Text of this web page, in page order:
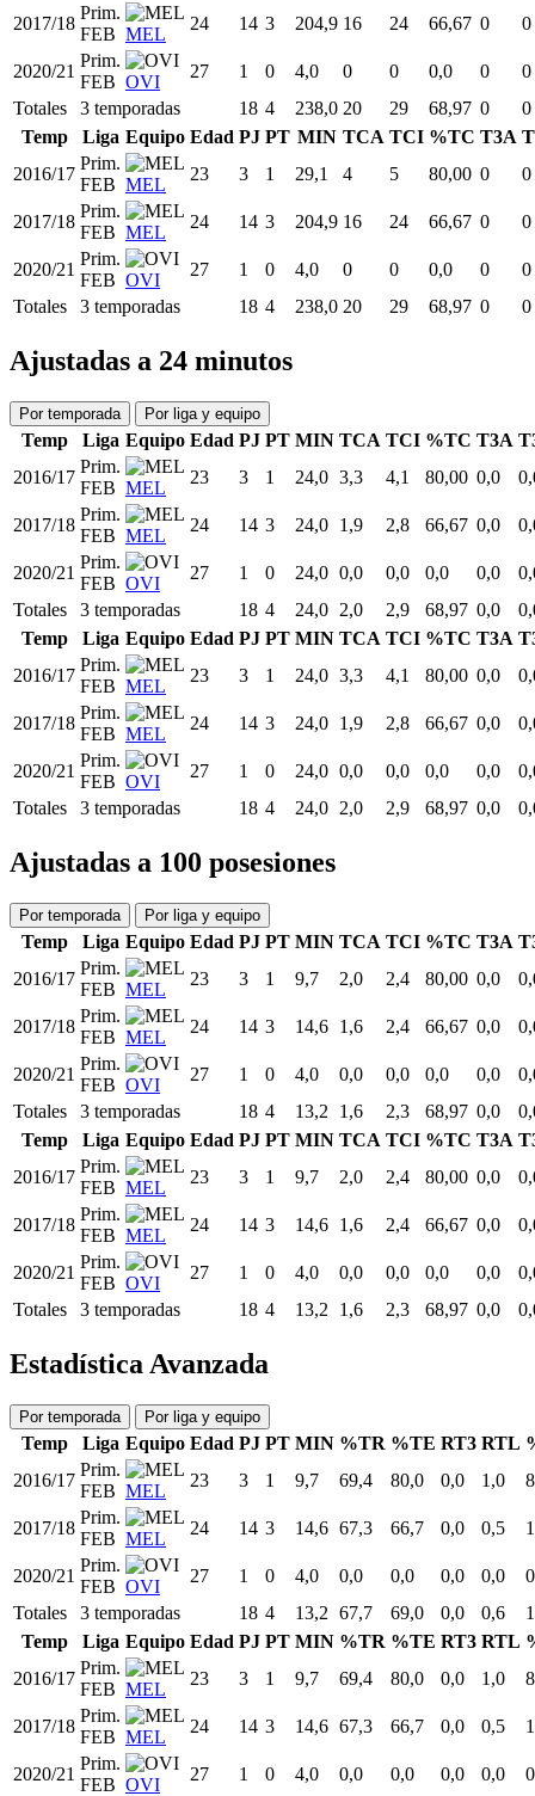
2017/18
Prim.
FEB MEL
24 14 3 204,9 16 24 66,67 0 0
2020/21
Prim.
FEB OVI
27 1 0 4,0 0 0 0,0 0
0
Totales
3 temporadas 18 4 238,0 20 29 68,97 0
0
Temp
Liga Equipo Edad PJ PT MIN TCA TCI %TC T3A
2016/17
Prim.
FEB MEL
23 3 1 29,1 4 5 80,00 0 0
2017/18
Prim.
FEB MEL
24 14 3 204,9 16 24 66,67 0 0
2020/21
Prim.
FEB OVI
27 1 0 4,0 0 0 0,0 0
0
Totales
3 temporadas 18 4 238,0 20 29 68,97 0 0
Ajustadas a 24 minutos
Por temporada Por liga y equipo
Temp Liga Equipo Edad PJ PT MIN TCA TCI %TC T3A
2016/17
Prim.
FEB MEL
23 3 1 24,0 3,3 4,1 80,00 0,0
2017/18
Prim.
FEB MEL
24 14 3 24,0 1,9 2,8 66,67 0,0
2020/21
Prim.
FEB OVI
27 1 0 24,0 0,0 0,0 0,0 0,0
Totales
3 temporadas 18 4 24,0 2,0 2,9 68,97 0,0
Temp
Liga Equipo Edad PJ PT MIN TCA TCI %TC T3A
2016/17
Prim.
FEB MEL
23 3 1 24,0 3,3 4,1 80,00 0,0
2017/18
Prim.
FEB MEL
24 14 3 24,0 1,9 2,8 66,67 0,0
2020/21
Prim.
FEB OVI
27 1 0 24,0 0,0 0,0 0,0 0,0
Totales
3 temporadas 18 4 24,0 2,0 2,9 68,97 0,0
Ajustadas a 100 posesiones
Por temporada Por liga y equipo
Temp Liga Equipo Edad PJ PT MIN TCA TCI %TC T3A
2016/17
Prim.
FEB MEL
23 3 1 9,7 2,0 2,4 80,00 0,0
2017/18
Prim.
FEB MEL
24 14 3 14,6 1,6 2,4 66,67 0,0
2020/21
Prim.
FEB OVI
27 1 0 4,0 0,0 0,0 0,0 0,0
Totales
3 temporadas 18 4 13,2 1,6 2,3 68,97 0,0
Temp
Liga Equipo Edad PJ PT MIN TCA TCI %TC T3A
2016/17
Prim.
FEB MEL
23 3 1 9,7 2,0 2,4 80,00 0,0
2017/18
Prim.
FEB MEL
24 14 3 14,6 1,6 2,4 66,67 0,0
2020/21
Prim.
FEB OVI
27 1 0 4,0 0,0 0,0 0,0 0,0
Totales
3 temporadas 18 4 13,2 1,6 2,3 68,97 0,0
Estadística Avanzada
Por temporada Por liga y equipo
Temp Liga Equipo Edad PJ PT MIN %TR %TE RT3 RTL
2016/17
Prim.
FEB MEL
23 3 1 9,7 69,4 80,0 0,0 1,0
2017/18
Prim.
FEB MEL
24 14 3 14,6 67,3 66,7 0,0 0,5
2020/21
Prim.
FEB OVI
27 1 0 4,0 0,0 0,0 0,0 0,0
Totales
3 temporadas 18 4 13,2 67,7 69,0 0,0 0,6
Temp
Liga Equipo Edad PJ PT MIN %TR %TE RT3 RTL
2016/17
Prim.
FEB MEL
23 3 1 9,7 69,4 80,0 0,0 1,0
2017/18
Prim.
FEB MEL
24 14 3 14,6 67,3 66,7 0,0 0,5
2020/21
Prim.
FEB OVI
27 1 0 4,0 0,0 0,0 0,0 0,0